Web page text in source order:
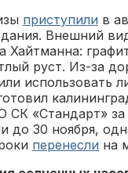
приступили в
Внешний
Хайтманна:
руст. Из-за
использовать
СК «Стандарт» за
до 30 ноября,
перенесли на